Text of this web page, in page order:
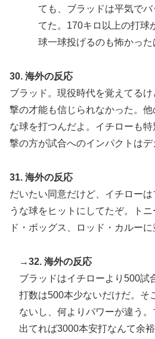
ても、ブラッドは平気で
てた。170キロ以上の打球
球一球投げるのも怖かった
30. 海外の反応
ブラッド。現役時代を覚えてる
撃の才能も信じられなかった。
な球を打つんだよ。イチローも
撃の方が試合へのインパクトはデ
31. 海外の反応
だいたい同意だけど、イチロー
うな球をヒットにしてたぞ。ト
ド・ボッグス、ロッド・カルーに
→32. 海外の反応
ブラッドはイチローより500試
打数は500本少ないだけだ。そ
ないし、何よりパワーが違う
出てれば3000本安打なんて余